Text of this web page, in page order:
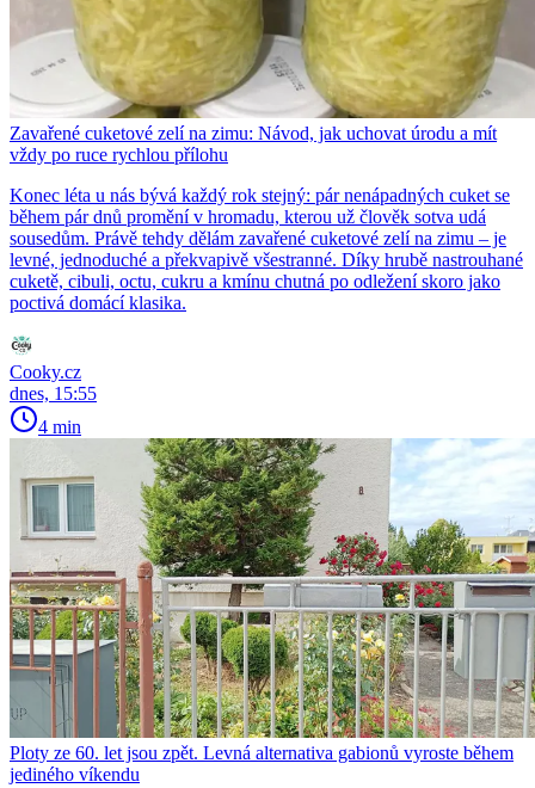
Zavařené cuketové zelí na zimu: Návod, jak uchovat úrodu a mít
vždy po ruce rychlou přílohu
Konec léta u nás bývá každý rok stejný: pár nenápadných cuket se
během pár dnů promění v hromadu, kterou už člověk sotva udá
sousedům. Právě tehdy dělám zavařené cuketové zelí na zimu – je
levné, jednoduché a překvapivě všestranné. Díky hrubě nastrouhané
cuketě, cibuli, octu, cukru a kmínu chutná po odležení skoro jako
poctivá domácí klasika.
Cooky.cz
dnes, 15:55
4 min
Ploty ze 60. let jsou zpět. Levná alternativa gabionů vyroste během
jediného víkendu